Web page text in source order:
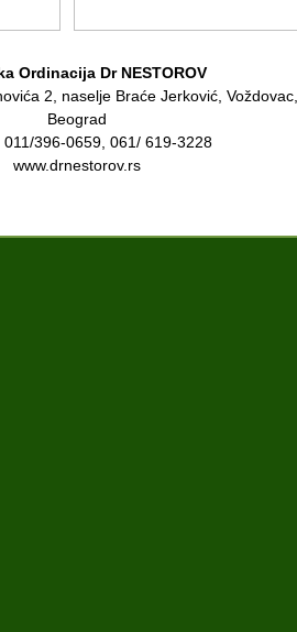
Ordinacija Dr NESTOROV
2, naselje Braće Jerković, Voždovac,
Beograd
011/396-0659, 061/ 619-3228
www.drnestorov.rs